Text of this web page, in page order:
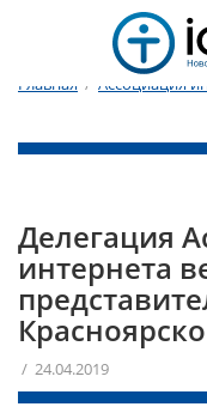
Главная / Ассоциация
Делегация
интернета
/ 24.04.2019